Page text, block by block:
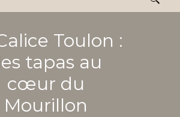
:
Toulon :
tapas au
cœur du
Mourillon